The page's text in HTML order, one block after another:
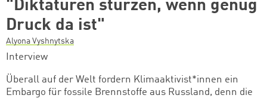
"Diktaturen stürzen, wenn genug
Druck da ist"
Alyona Vyshnytska
Interview
Überall auf der Welt fordern Klimaaktivist*innen ein
Embargo für fossile Brennstoffe aus Russland, denn die